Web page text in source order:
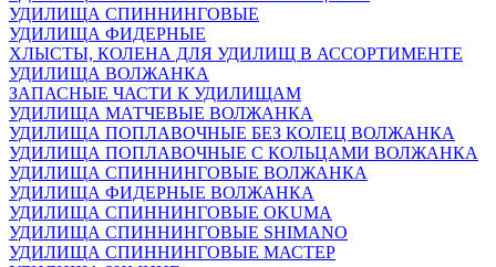
УДИЛИЩА СПИННИНГОВЫЕ
УДИЛИЩА ФИДЕРНЫЕ
ХЛЫСТЫ, КОЛЕНА ДЛЯ УДИЛИЩ В АССОРТИМЕНТЕ
УДИЛИЩА ВОЛЖАНКА
ЗАПАСНЫЕ ЧАСТИ К УДИЛИЩАМ
УДИЛИЩА МАТЧЕВЫЕ ВОЛЖАНКА
УДИЛИЩА ПОПЛАВОЧНЫЕ БЕЗ КОЛЕЦ ВОЛЖАНКА
УДИЛИЩА ПОПЛАВОЧНЫЕ С КОЛЬЦАМИ ВОЛЖАНКА
УДИЛИЩА СПИННИНГОВЫЕ ВОЛЖАНКА
УДИЛИЩА ФИДЕРНЫЕ ВОЛЖАНКА
УДИЛИЩА СПИННИНГОВЫЕ OKUMA
УДИЛИЩА СПИННИНГОВЫЕ SHIMANO
УДИЛИЩА СПИННИНГОВЫЕ МАСТЕР